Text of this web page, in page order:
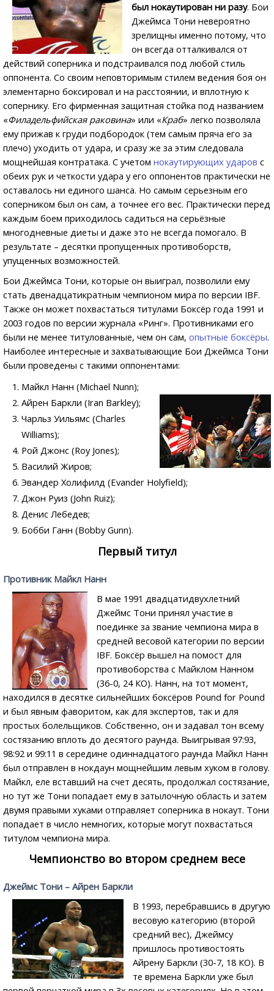
был нокаутирован ни разу. Бои
Джеймса Тони невероятно
зрелищны именно потому, что
он всегда отталкивался от
действий соперника и подстраивался под любой стиль
оппонента. Со своим неповторимым стилем ведения боя он
элементарно боксировал и на расстоянии, и вплотную к
сопернику. Его фирменная защитная стойка под названием
«Филадельфийская раковина» или «Краб» легко позволяла
ему прижав к груди подбородок (тем самым пряча его за
плечо) уходить от удара, и сразу же за этим следовала
мощнейшая контратака. С учетом нокаутирующих ударов с
обеих рук и четкости удара у его оппонентов практически не
оставалось ни единого шанса. Но самым серьезным его
соперником был он сам, а точнее его вес. Практически перед
каждым боем приходилось садиться на серьёзные
многодневные диеты и даже это не всегда помогало. В
результате – десятки пропущенных противоборств,
упущенных возможностей.
Бои Джеймса Тони, которые он выиграл, позволили ему
стать двенадцатикратным чемпионом мира по версии IBF.
Также он может похвастаться титулами Боксёр года 1991 и
2003 годов по версии журнала «Ринг». Противниками его
были не менее титулованные, чем он сам, опытные боксёры.
Наиболее интересные и захватывающие Бои Джеймса Тони
были проведены с такими оппонентами:
Майкл Нанн (Michael Nunn);
Айрен Баркли (Iran Barkley);
Чарльз Уильямс (Charles
Williams);
Рой Джонс (Roy Jones);
Василий Жиров;
Эвандер Холифилд (Evander Holyfield);
Джон Руиз (John Ruiz);
Денис Лебедев;
Бобби Ганн (Bobby Gunn).
Первый титул
Противник Майкл Нанн
В мае 1991 двадцатидвухлетний
Джеймс Тони принял участие в
поединке за звание чемпиона мира в
средней весовой категории по версии
IBF. Боксёр вышел на помост для
противоборства с Майклом Нанном
(36-0, 24 КО). Нанн, на тот момент,
находился в десятке сильнейших боксёров Pound for Pound
и был явным фаворитом, как для экспертов, так и для
простых болельщиков. Собственно, он и задавал тон всему
состязанию вплоть до десятого раунда. Выигрывая 97:93,
98:92 и 99:11 в середине одиннадцатого раунда Майкл Нанн
был отправлен в нокдаун мощнейшим левым хуком в голову.
Майкл, еле вставший на счет десять, продолжал состязание,
но тут же Тони попадает ему в затылочную область и затем
двумя правыми хуками отправляет соперника в нокаут. Тони
попадает в число немногих, которые могут похвастаться
титулом чемпиона мира.
Чемпионство во втором среднем весе
Джеймс Тони – Айрен Баркли
В 1993, перебравшись в другую
весовую категорию (второй
средний вес), Джеймсу
пришлось противостоять
Айрену Баркли (30-7, 18 КО). В
те времена Баркли уже был